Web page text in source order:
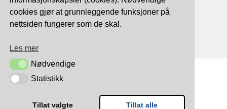
cookies gjør at grunnleggende funksjoner på
nettsiden fungerer som de skal.
Les mer
NødvendigeNødvendige
StatistikkStatistikk
Tillat valgte Tillat alle
Tlf: 959 32 123
09.00 - 16.00
TRYGG BETALING MED: